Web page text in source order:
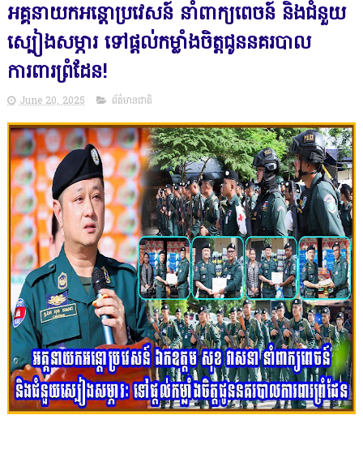
អគ្គនាយកអន្តោប្រវេសន៍ នាំពាក្យពេចន៍ និងជំនួយ
ស្បៀងសម្ភារ ទៅផ្ដល់កម្លាំងចិត្តជូននគរបាល
ការពារព្រំដែន!
June 20, 2025 ព័ត៌មានជាតិ